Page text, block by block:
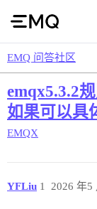
EMQ 问答社区
emqx5.3.2
如果可以具
EMQX
YFLiu 2026 年5
1